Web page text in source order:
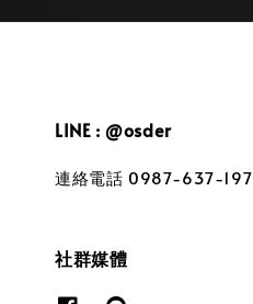
LINE : @osder
連絡電話 0987-637-197
社群媒體